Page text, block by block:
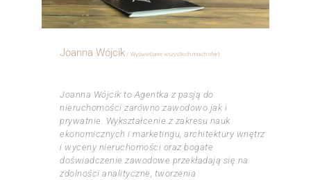
Joanna Wójcik Wyświetlanie wszystkich moich ofert
Joanna Wójcik to Agentka z pasją do
nieruchomości zarówno zawodowo jak i
prywatnie. Wykształcenie z zakresu nauk
ekonomicznych i marketingu, architektury wnętrz
i wyceny nieruchomości oraz bogate
doświadczenie zawodowe przekładają się na
zdolności analityczne, tworzenia